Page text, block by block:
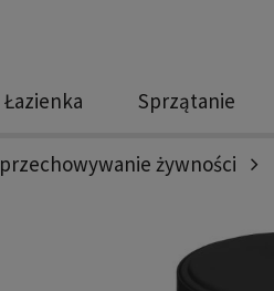
Łazienka Sprzątanie
przechowywanie żywności